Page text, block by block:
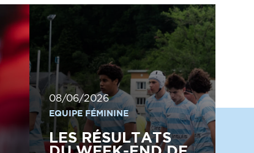
08/06/2026
EQUIPE FÉMININE
LES RÉSULTATS